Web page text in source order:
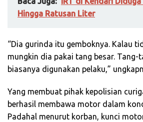
Hingga Ratusan Liter
“Dia gurinda itu gemboknya. Kalau
mungkin dia pakai tang besar. Tang-
biasanya digunakan pelaku,”
Yang membuat pihak kepolisian
berhasil membawa motor dalam
Padahal menurut korban, kunci